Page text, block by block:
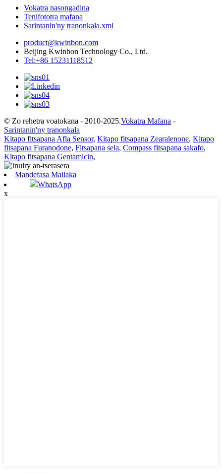
Vokatra nasongadina
Tenifototra mafana
Sarintanin'ny tranonkala.xml
product@kwinbon.com
Beijing Kwinbon Technology Co., Ltd.
Tel:+86 15231118512
© Zo rehetra voatokana - 2010-2025.Vokatra Mafana -
Sarintanin'ny tranonkala
Kitapo fitsapana Afla Sensor, Kitapo fitsapana Zearalenone, Kitapo
fitsapana Furanodone, Fitsapana sela, Compass fitsapana sakafo,
Kitapo fitsapana Gentamicin,
Mandefasa Mailaka
WhatsApp
x